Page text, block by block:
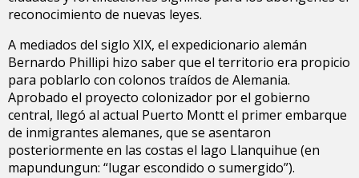
reconocimiento de nuevas leyes.
A mediados del siglo XIX, el expedicionario alemán
Bernardo Phillipi hizo saber que el territorio era propicio
para poblarlo con colonos traídos de Alemania.
Aprobado el proyecto colonizador por el gobierno
central, llegó al actual Puerto Montt el primer embarque
de inmigrantes alemanes, que se asentaron
posteriormente en las costas el lago Llanquihue (en
mapundungun: “lugar escondido o sumergido”).